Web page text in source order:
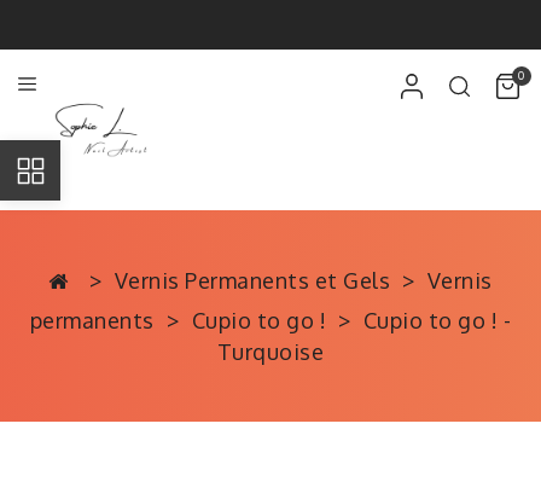
0
Vernis Permanents et Gels
Vernis
permanents
Cupio to go !
Cupio to go ! -
Turquoise